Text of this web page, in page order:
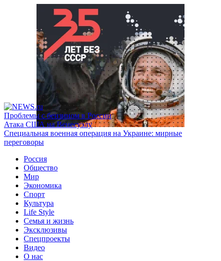
Проблемы с бензином в России
Атака США на Венесуэлу
Специальная военная операция на Украине: мирные
переговоры
Россия
Общество
Мир
Экономика
Спорт
Культура
Life Style
Семья и жизнь
Эксклюзивы
Спецпроекты
Видео
О нас